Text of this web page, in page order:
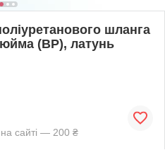
шланга
(ВР), латунь
сайті — 200 ₴